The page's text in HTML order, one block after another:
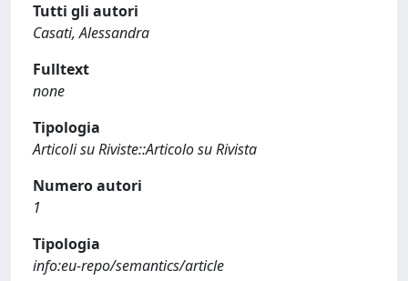
Tutti gli autori
Casati, Alessandra
Fulltext
none
Tipologia
Articoli su Riviste::Articolo su Rivista
Numero autori
1
Tipologia
info:eu-repo/semantics/article